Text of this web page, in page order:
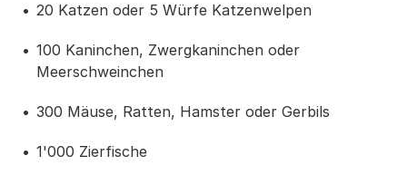
20 Katzen oder 5 Würfe Katzenwelpen
100 Kaninchen, Zwergkaninchen oder
Meerschweinchen
300 Mäuse, Ratten, Hamster oder Gerbils
1'000 Zierfische